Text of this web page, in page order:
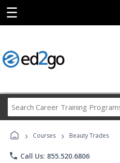
☰
Career
Programs
› Courses › Beauty Trades
phone Call Us: 855.520.6806